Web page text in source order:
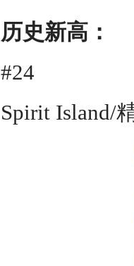
历史新高：
#24
Spirit Island/